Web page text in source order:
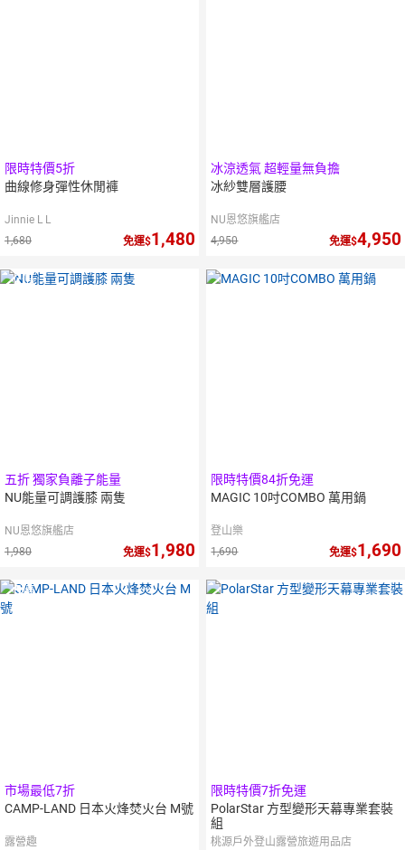
限時特價5折
曲線修身彈性休閒褲
Jinnie L L
1,680
免運 1,480
冰涼透氣 超輕量無負擔
冰紗雙層護腰
NU恩悠旗艦店
4,950
免運 4,950
2倍
五折 獨家負離子能量
NU能量可調護膝 兩隻
NU恩悠旗艦店
1,980
免運 1,980
限時特價84折免運
MAGIC 10吋COMBO 萬用鍋
登山樂
1,690
免運 1,690
5倍
點數
市場最低7折
CAMP-LAND 日本火烽焚火台 M號
露營趣
限時特價7折免運
PolarStar 方型變形天幕專業套裝
組
桃源戶外登山露營旅遊用品店